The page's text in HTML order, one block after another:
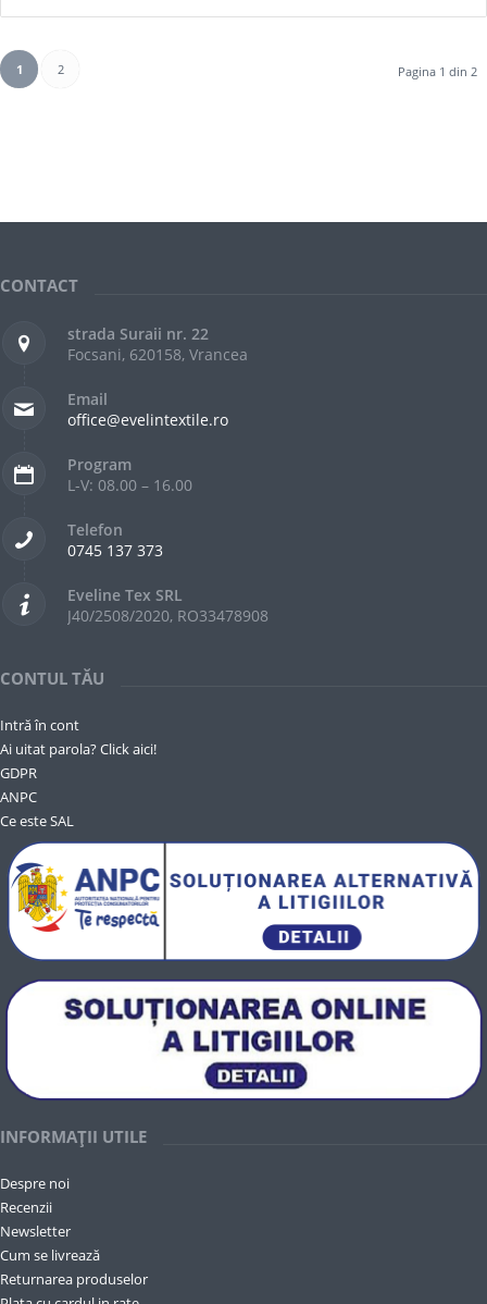
Pagina 1 din 2
1 2
CONTACT
strada Suraii nr. 22
Focsani, 620158, Vrancea
Email
office@evelintextile.ro
Program
L-V: 08.00 – 16.00
Telefon
0745 137 373
Eveline Tex SRL
J40/2508/2020, RO33478908
CONTUL TĂU
Intră în cont
Ai uitat parola? Click aici!
GDPR
ANPC
Ce este SAL
INFORMAȚII UTILE
Despre noi
Recenzii
Newsletter
Cum se livrează
Returnarea produselor